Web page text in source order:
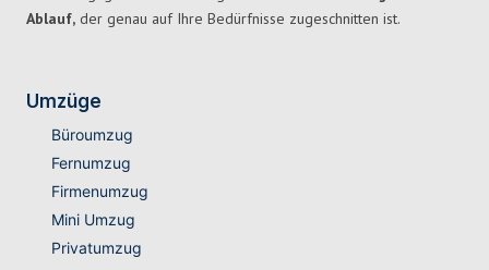
Ablauf, der genau auf Ihre Bedürfnisse zugeschnitten ist.
Umzüge
Büroumzug
Fernumzug
Firmenumzug
Mini Umzug
Privatumzug